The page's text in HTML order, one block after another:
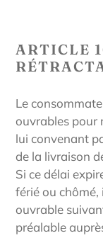
ARTICLE
Le
ouvrables pour
lui convenant
de la livraison
Si ce délai
férié ou chômé,
ouvrable
préalable